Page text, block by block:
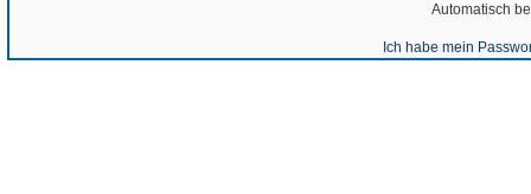
Automatisch
Ich habe mein